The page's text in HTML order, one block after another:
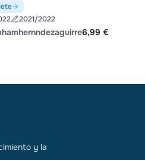
2021/2022
6,99 €
y la